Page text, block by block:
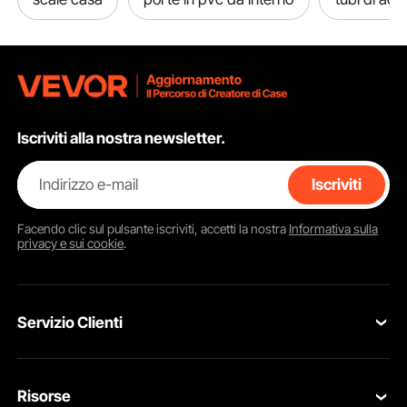
Iscriviti alla nostra newsletter.
Indirizzo e-mail Iscriviti
Facendo clic sul pulsanteiscriviti, accetti la nostra Informativa sulla
privacy e sui cookie.
Servizio Clienti
Risorse